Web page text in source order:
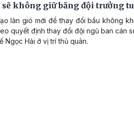
sẽ không giữ băng đội trưởng
làn gió mới để thay đổi bầu không
quyết định thay đổi đội ngũ ban cán
Ngọc Hải ở vị trí thủ quân.